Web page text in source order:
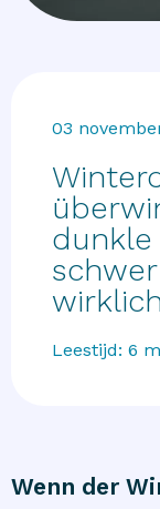
03
dunkle
Leestijd:6
Wenn der